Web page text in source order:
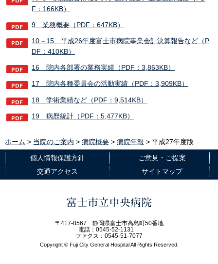
F：166KB）
9 業務概要（PDF：647KB）
10～15 平成26年度富士市病院事業会計決算報告など（P
DF：410KB）
16 院内各部署の業務実績（PDF：3,863KB）
17 院内各種委員会の活動実績（PDF：3,909KB）
18 学術業績など（PDF：9,514KB）
19 病歴統計（PDF：5,477KB）
ホーム > 当院のご案内 > 病院概要 > 病院年報 > 平成27年度版
個人情報保護方針
ご意見・ご提案
交通アクセス
サイトマップ
富士市立中央病院
〒417-8567 静岡県富士市高島町50番地
電話：0545-52-1131
ファクス：0545-51-7077
Copyright © Fuji City General Hospital All Rights Reserved.